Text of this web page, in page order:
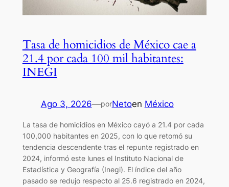
Tasa de homicidios de México cae a
21.4 por cada 100 mil habitantes:
INEGI
Ago 3, 2026—porNetoen México
La tasa de homicidios en México cayó a 21.4 por cada
100,000 habitantes en 2025, con lo que retomó su
tendencia descendente tras el repunte registrado en
2024, informó este lunes el Instituto Nacional de
Estadística y Geografía (Inegi). El índice del año
pasado se redujo respecto al 25.6 registrado en 2024,